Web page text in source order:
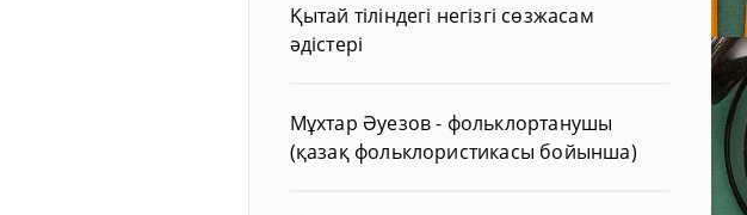
Қытай тіліндегі негізгі сөзжасам
әдістері
Мұхтар Әуезов - фольклортанушы
(қазақ фольклористикасы бойынша)